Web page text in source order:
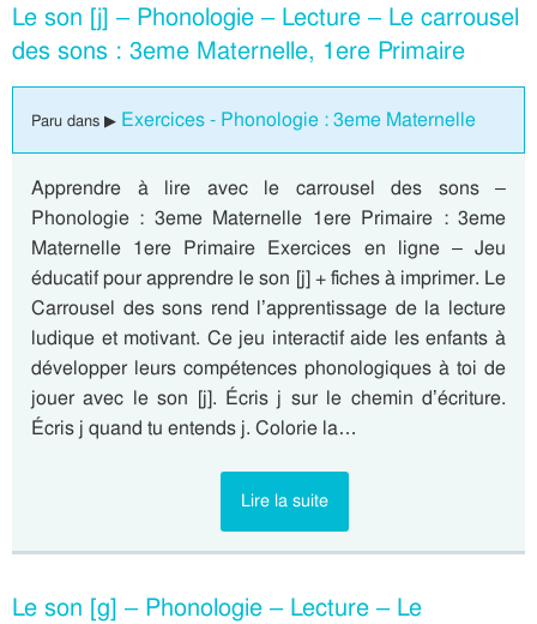
Le son [j] – Phonologie – Lecture – Le carrousel
des sons : 3eme Maternelle, 1ere Primaire
Paru dans ▶ Exercices - Phonologie : 3eme Maternelle
Apprendre à lire avec le carrousel des sons –
Phonologie : 3eme Maternelle 1ere Primaire : 3eme
Maternelle 1ere Primaire Exercices en ligne – Jeu
éducatif pour apprendre le son [j] + fiches à imprimer. Le
Carrousel des sons rend l’apprentissage de la lecture
ludique et motivant. Ce jeu interactif aide les enfants à
développer leurs compétences phonologiques à toi de
jouer avec le son [j]. Écris j sur le chemin d’écriture.
Écris j quand tu entends j. Colorie la…
Lire la suite
Le son [g] – Phonologie – Lecture – Le